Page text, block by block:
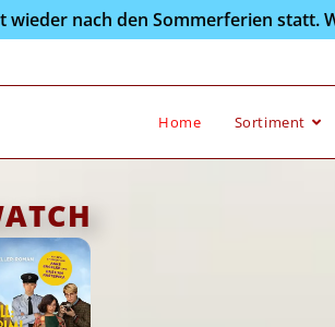
nach den Sommerferien statt.
Home Sortiment